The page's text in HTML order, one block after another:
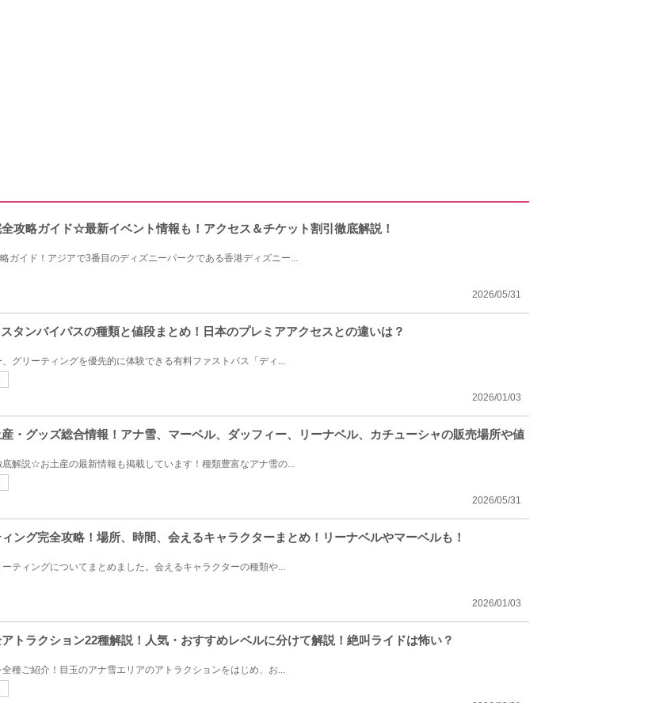
全攻略ガイド☆最新イベント情報も！アクセス＆チケット割引徹底解説！
ガイド！アジアで3番目のディズニーパークである香港ディズニー...
2026/05/31
タンバイパスの種類と値段まとめ！日本のプレミアアクセスとの違いは？
グリーティングを優先的に体験できる有料ファストパス「ディ...
2026/01/03
産・グッズ総合情報！アナ雪、マーベル、ダッフィー、リーナベル、カチューシャの販売場所や値
解説☆お土産の最新情報も掲載しています！種類豊富なアナ雪の...
2026/05/31
ング完全攻略！場所、時間、会えるキャラクターまとめ！リーナベルやマーベルも！
ティングについてまとめました。会えるキャラクターの種類や...
2026/01/03
トラクション22種解説！人気・おすすめレベルに分けて解説！絶叫ライドは怖い？
種ご紹介！目玉のアナ雪エリアのアトラクションをはじめ、お...